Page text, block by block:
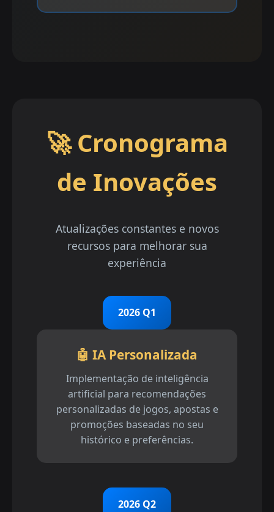
🚀 Cronograma
de Inovações
Atualizações constantes e novos
recursos para melhorar sua
experiência
2026 Q1
🤖 IA Personalizada
Implementação de inteligência
artificial para recomendações
personalizadas de jogos, apostas e
promoções baseadas no seu
histórico e preferências.
2026 Q2